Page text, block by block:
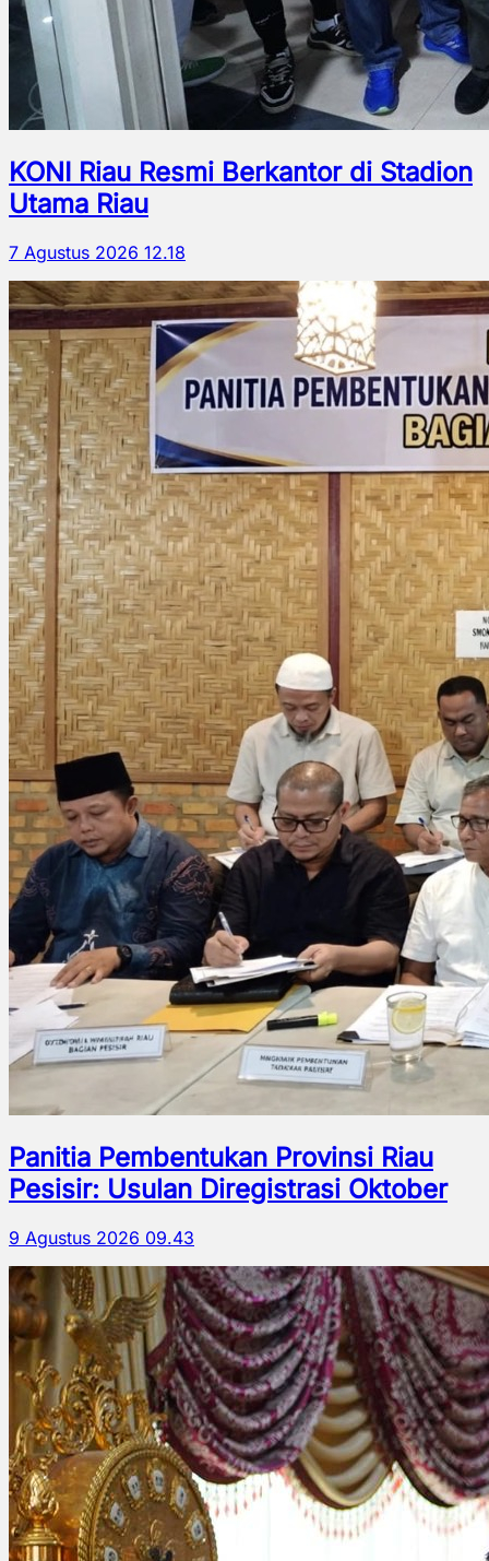
KONI Riau Resmi Berkantor di Stadion
Utama Riau
7 Agustus 2026 12.18
Panitia Pembentukan Provinsi Riau
Pesisir: Usulan Diregistrasi Oktober
9 Agustus 2026 09.43